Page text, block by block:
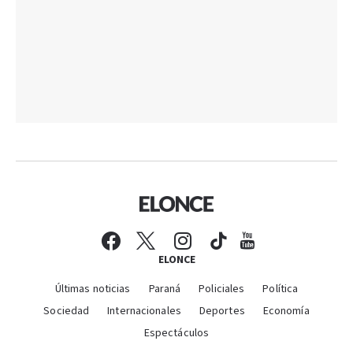
ELONCE
Últimas noticias Paraná Policiales
Política
Sociedad
Internacionales Deportes
Economía
Espectáculos